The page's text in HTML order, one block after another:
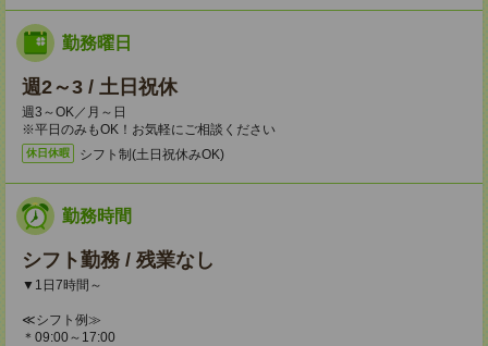
勤務曜日
週2～3 / 土日祝休
週3～OK／月～日
※平日のみもOK！お気軽にご相談ください
休日休暇 シフト制(土日祝休みOK)
勤務時間
シフト勤務 / 残業なし
▼1日7時間～
≪シフト例≫
＊09:00～17:00